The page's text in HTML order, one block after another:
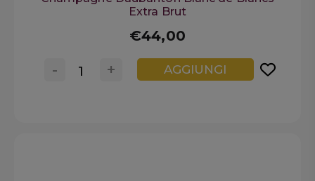
Extra Brut
€44,00
+
- AGGIUNGI